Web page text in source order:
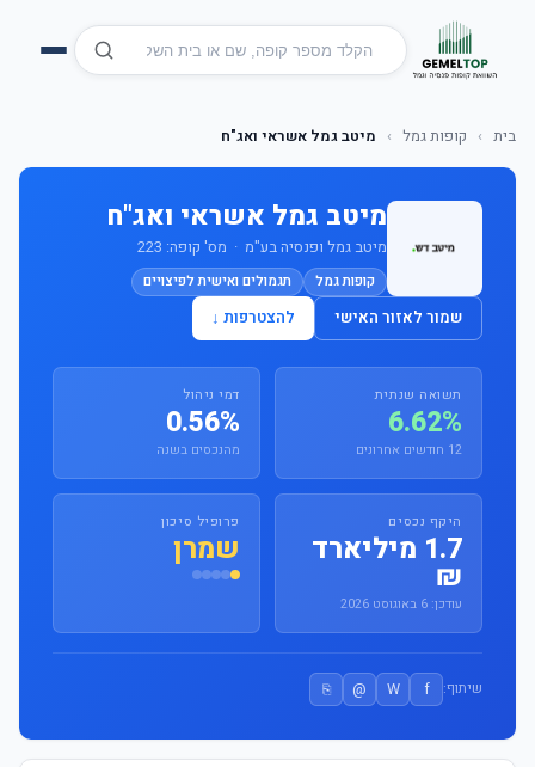
בית › קופות גמל › מיטב גמל אשראי ואג"ח
מיטב גמל אשראי ואג"ח
מיטב גמל ופנסיה בע"מ · מס' קופה: 223
קופות גמל תגמולים ואישית לפיצויים
שמור לאזור האישי להצטרפות ↓
תשואה שנתית
6.62%
12 חודשים אחרונים
דמי ניהול
0.56%
מהנכסים בשנה
היקף נכסים
1.7 מיליארד
₪
עודכן: 6 באוגוסט 2026
פרופיל סיכון
שמרן
שיתוף: f
W
@
⎘